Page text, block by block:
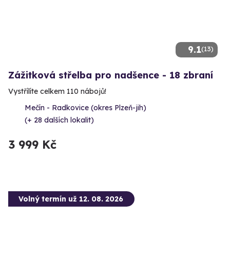
9.1(13)
Zážitková střelba pro nadšence - 18 zbraní
Vystřílíte celkem 110 nábojů!
Mečín - Radkovice (okres Plzeň-jih)
(+ 28 dalších lokalit)
3 999 Kč
Volný termín už 12. 08. 2026